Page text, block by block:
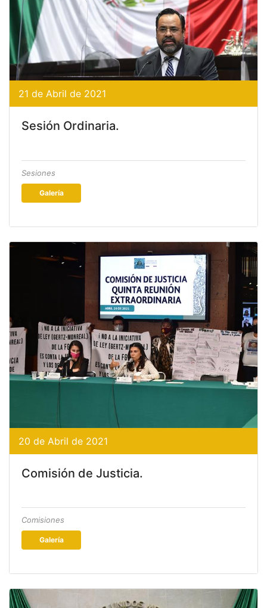
21 de Abril de 2021
Sesión Ordinaria.
Sesiones
Galería
20 de Abril de 2021
Comisión de Justicia.
Comisiones
Galería